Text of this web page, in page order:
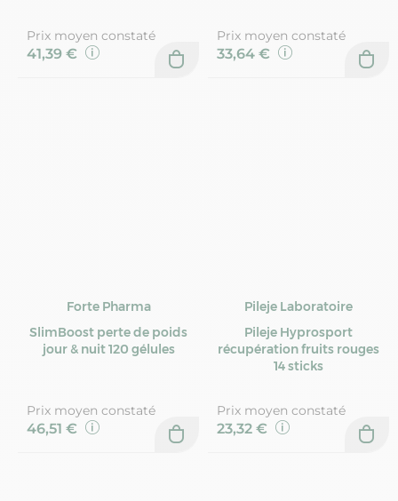
Prix moyen constaté
41,39 €
Prix moyen constaté
33,64 €
Forte Pharma
SlimBoost perte de poids
jour & nuit 120 gélules
Prix moyen constaté
46,51 €
Pileje Laboratoire
Pileje Hyprosport
récupération fruits rouges
14 sticks
Prix moyen constaté
23,32 €